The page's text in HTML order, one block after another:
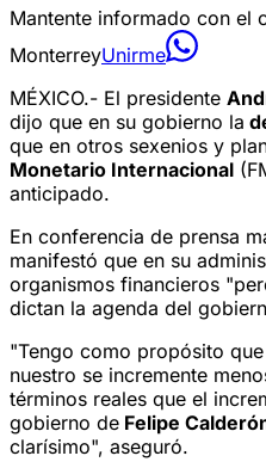
Mantente informado con el
MonterreyUnirme
MÉXICO.- El presidente
dijo que en su gobierno la
que en otros sexenios y
Monetario Internacional
anticipado.
En conferencia de prensa
manifestó que en su
organismos financieros
dictan la agenda del
"Tengo como propósito
nuestro se incremente
términos reales que el
gobierno de Felipe
clarísimo", aseguró.